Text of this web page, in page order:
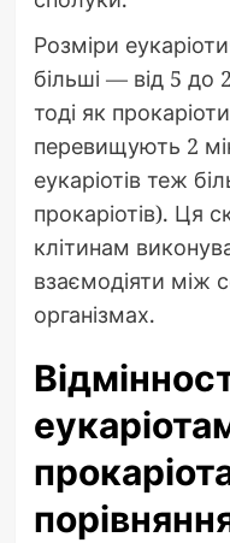
Розміри
більші — від 5 до
тоді як
перевищують 2
еукаріотів теж
прокаріотів). Ця
клітинам
взаємодіяти між
організмах.